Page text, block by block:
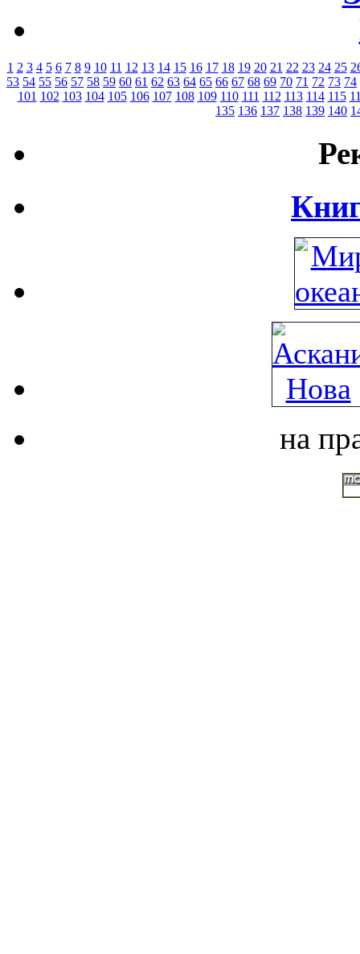
1 2 3 4 5 6 7 8 9 10 11 12 13 14 15 16 17 18 19 20 21 22 23 24 25
53 54 55 56 57 58 59 60 61 62 63 64 65 66 67 68 69 70 71 72 73 74
101 102 103 104 105 106 107 108 109 110 111 112 113 114 115
135 136 137 138 139 140
на